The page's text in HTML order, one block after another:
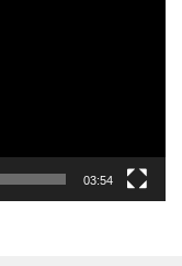
03:54